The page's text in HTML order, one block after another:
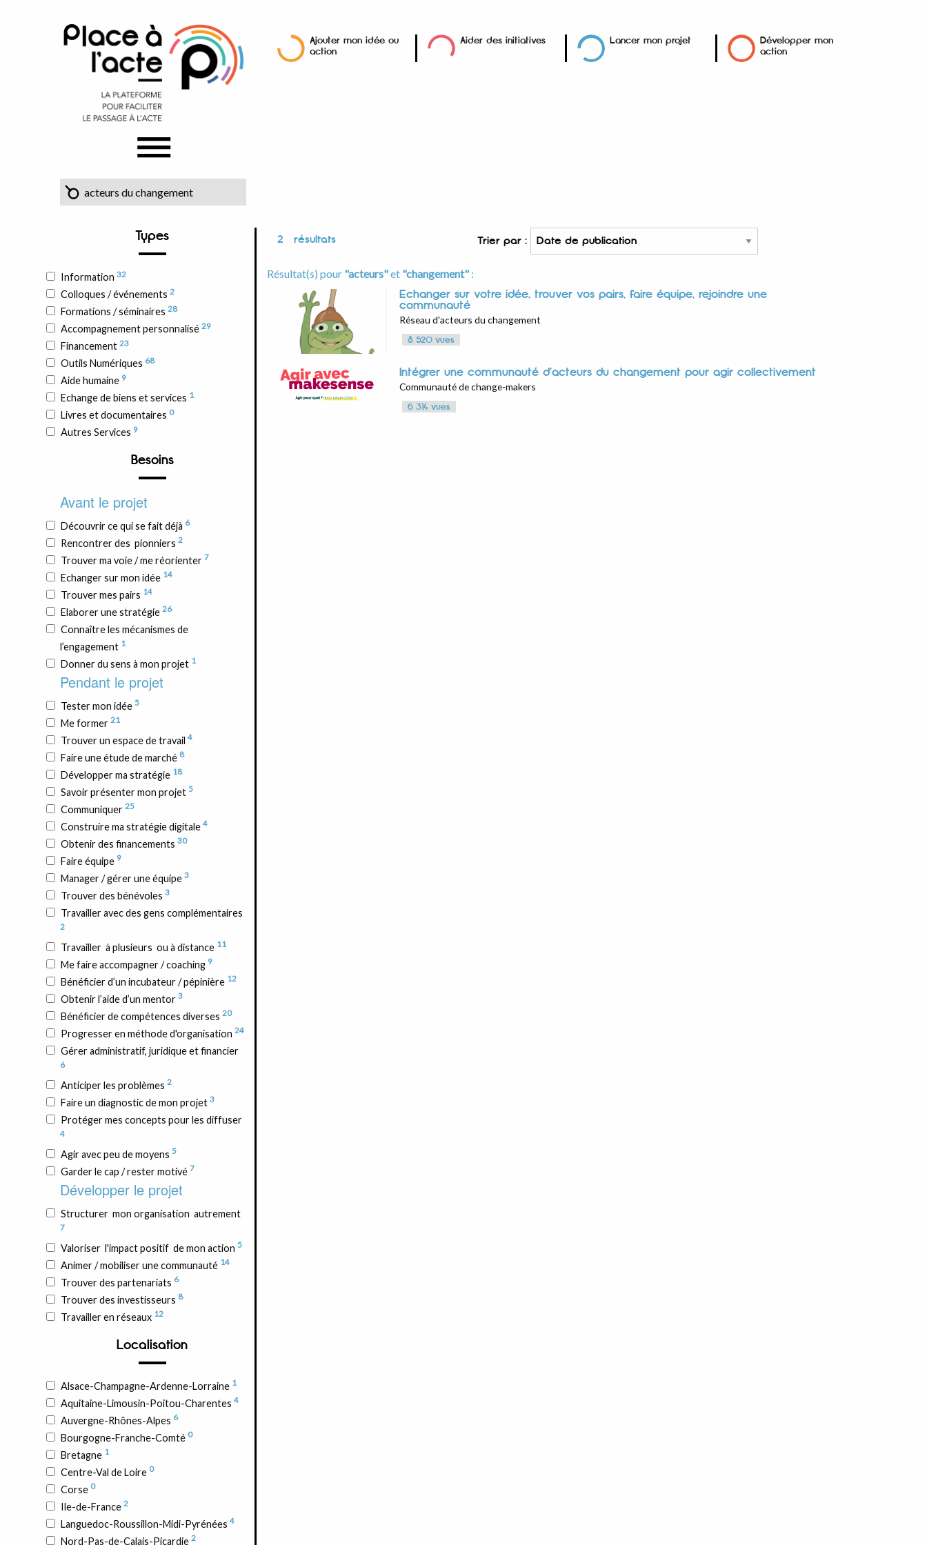
Ajouter mon idée ou
action
Aider des initiatives Lancer mon projet
Développer mon
action
Types
Information 32
Colloques / événements 2
Formations / séminaires 28
Accompagnement personnalisé 29
Financement 23
Outils Numériques 68
Aide humaine 9
Echange de biens et services 1
Livres et documentaires 0
Autres Services 9
Besoins
Avant le projet
Découvrir ce qui se fait déjà 6
Rencontrer des pionniers 2
Trouver ma voie / me réorienter 7
Echanger sur mon idée 14
Trouver mes pairs 14
Elaborer une stratégie 26
Connaître les mécanismes de
l’engagement 1
Donner du sens à mon projet 1
Pendant le projet
Tester mon idée 5
Me former 21
Trouver un espace de travail 4
Faire une étude de marché 8
Développer ma stratégie 18
Savoir présenter mon projet 5
Communiquer 25
Construire ma stratégie digitale 4
Obtenir des financements 30
Faire équipe 9
Manager / gérer une équipe 3
Trouver des bénévoles 3
Travailler avec des gens complémentaires
2
Travailler à plusieurs ou à distance 11
Me faire accompagner / coaching 9
Bénéficier d’un incubateur / pépinière 12
Obtenir l’aide d’un mentor 3
Bénéficier de compétences diverses 20
Progresser en méthode d'organisation 24
Gérer administratif, juridique et financier
6
Anticiper les problèmes 2
Faire un diagnostic de mon projet 3
Protéger mes concepts pour les diffuser
4
Agir avec peu de moyens 5
Garder le cap / rester motivé 7
Développer le projet
Structurer mon organisation autrement
7
Valoriser l'impact positif de mon action 5
Animer / mobiliser une communauté 14
Trouver des partenariats 6
Trouver des investisseurs 8
Travailler en réseaux 12
Localisation
Alsace-Champagne-Ardenne-Lorraine 1
Aquitaine-Limousin-Poitou-Charentes 4
Auvergne-Rhônes-Alpes 6
Bourgogne-Franche-Comté 0
Bretagne 1
Centre-Val de Loire 0
Corse 0
Ile-de-France 2
Languedoc-Roussillon-Midi-Pyrénées 4
Nord-Pas-de-Calais-Picardie 2
2 résultats Trier par :
Résultat(s) pour "acteurs"et "changement" :
Echanger sur votre idée, trouver vos pairs, faire équipe, rejoindre une
communauté
Réseau d'acteurs du changement
8 520 vues
Intégrer une communauté d'acteurs du changement pour agir collectivement
Communauté de change-makers
6 314 vues